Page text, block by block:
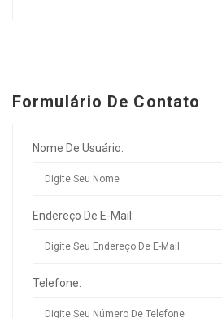
Formulário De Contato
Nome De Usuário:
Endereço De E-Mail:
Telefone: